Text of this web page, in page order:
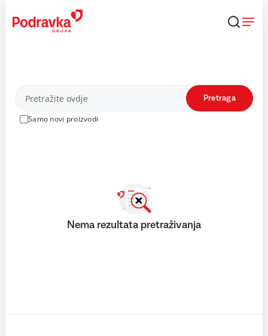
content
Proizvodi
Samo novi proizvodi
Pretraga
Nema rezultata pretraživanja